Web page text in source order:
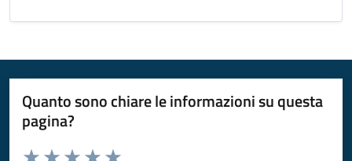
Quanto sono chiare le informazioni su questa
pagina?
Valuta da 1 a 5 stelle la pagina